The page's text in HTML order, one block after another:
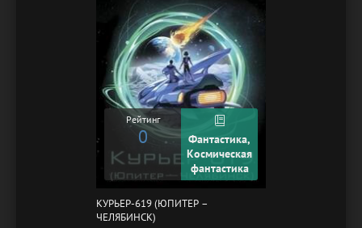
Рейтинг
0
Фантастика,
Космическая
фантастика
КУРЬЕР-619 (ЮПИТЕР –
ЧЕЛЯБИНСК)